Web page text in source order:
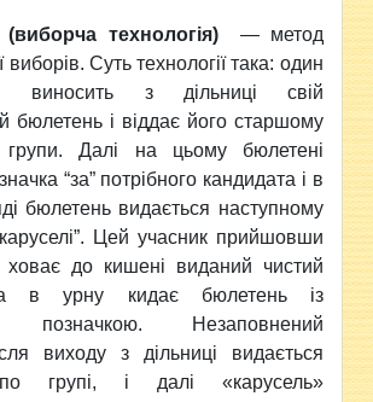
(виборча технологія)— метод
виборів. Суть технології така: один
виносить з дільниці свій
бюлетень і віддає його старшому
групи. Далі на цьому бюлетені
“за” потрібного кандидата і в
бюлетень видається наступному
Цей учасник прийшовши
ховає до кишені виданий чистий
в урну кидає бюлетень із
позначкою. Незаповнений
виходу з дільниці видається
групі, і далі «карусель»